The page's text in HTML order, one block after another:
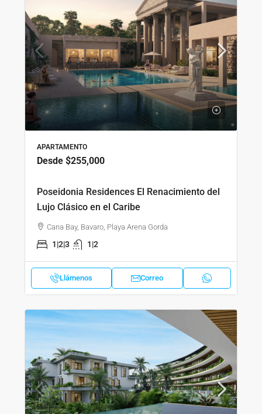
APARTAMENTO
Desde $255,000
Poseidonia Residences El Renacimiento del
Lujo Clásico en el Caribe
Cana Bay, Bavaro, Playa Arena Gorda
1|2|3 1|2
Llámenos Correo